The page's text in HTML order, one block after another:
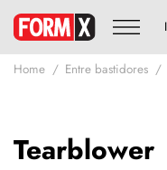
Home Entre bastidores
Tearblower